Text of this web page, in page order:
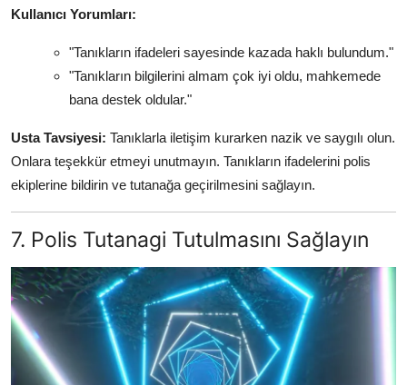
Kullanıcı Yorumları:
"Tanıkların ifadeleri sayesinde kazada haklı bulundum."
"Tanıkların bilgilerini almam çok iyi oldu, mahkemede
bana destek oldular."
Usta Tavsiyesi: Tanıklarla iletişim kurarken nazik ve saygılı olun.
Onlara teşekkür etmeyi unutmayın. Tanıkların ifadelerini polis
ekiplerine bildirin ve tutanağa geçirilmesini sağlayın.
7. Polis Tutanagi Tutulmasını Sağlayın